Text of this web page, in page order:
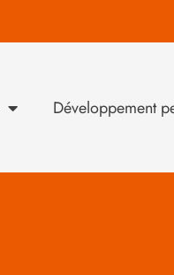
Développement